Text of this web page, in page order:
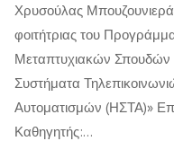
Χρυσούλας
φοιτήτριας του
Μεταπτυχιακών Σπουδών
Συστήματα
Αυτοματισμών (ΗΣΤΑ)»
Καθηγητής:…